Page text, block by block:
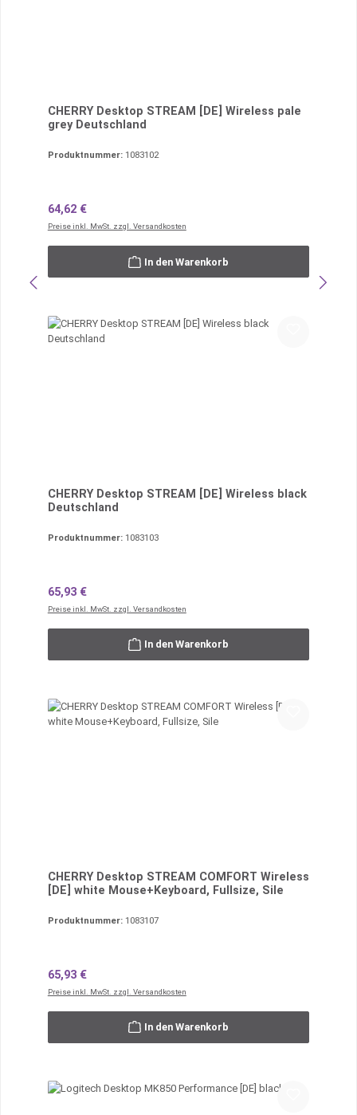
CHERRY Desktop STREAM [DE] Wireless pale
grey Deutschland
Produktnummer: 1083102
Regulärer Preis:
64,62 €
Preise inkl. MwSt. zzgl. Versandkosten
In den Warenkorb
CHERRY Desktop STREAM [DE] Wireless black
Deutschland
Produktnummer: 1083103
Regulärer Preis:
65,93 €
Preise inkl. MwSt. zzgl. Versandkosten
In den Warenkorb
CHERRY Desktop STREAM COMFORT Wireless
[DE] white Mouse+Keyboard, Fullsize, Sile
Produktnummer: 1083107
Regulärer Preis:
65,93 €
Preise inkl. MwSt. zzgl. Versandkosten
In den Warenkorb